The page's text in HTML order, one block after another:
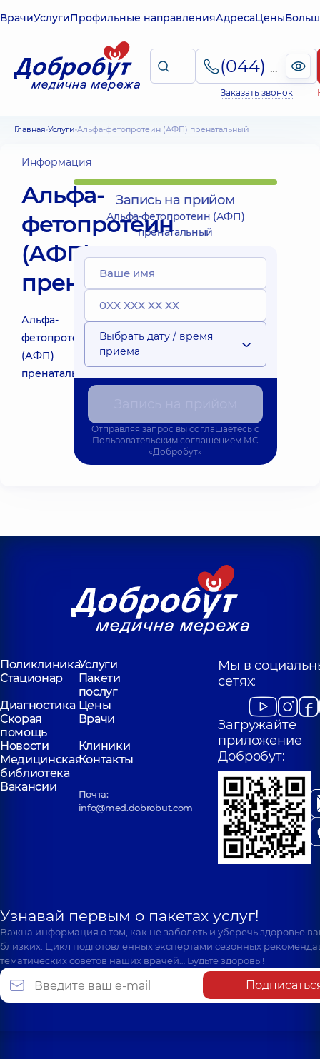
ВрачиУслугиПрофильные направленияАдресаЦены
(044) 495-2-888
Заказать звонок
Главная Услуги Альфа-фетопротеин (АФП) пренатальный
Информация
Альфа-
фетопротеин
(АФП)
пренатальный
Альфа-
фетопротеин
(АФП)
пренатальный
Запись на прийом
Альфа-фетопротеин (АФП)
пренатальный
Выбрать дату / время
приема
Отправляя запрос вы соглашаетесь с
Пользовательским соглашением МС
«Добробут»
ПоликлиникаУслуги
Стационар
Пакети
послуг
Диагностика Цены
Скорая
помощь
Врачи
Новости
Клиники
Медицинская
библиотека
Контакты
Вакансии
Почта:
info@med.dobrobut.com
Мы в
сетях:
Загружайте
приложение
Добробут:
Узнавай первым о пакетах услуг!
Важна информация о том, как не заболеть и уберечь здоровье
близких. Цикл подготовленных экспертами сезонных
тематических советов наших врачей… Будьте здоровы!